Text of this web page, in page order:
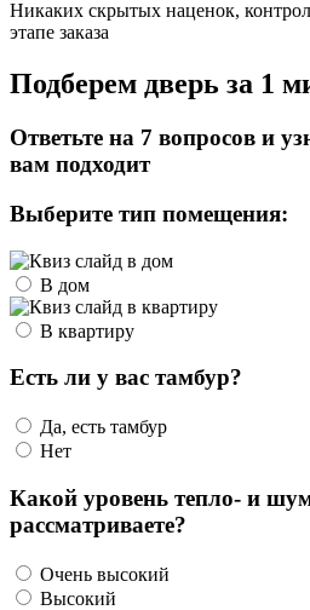
Никаких скрытых наценок,
этапе заказа
Подберем дверь за 1
Ответьте на 7 вопросов и
вам подходит
Выберите тип помещения:
В дом
В квартиру
Есть ли у вас тамбур?
Да, есть тамбур
Нет
Какой уровень тепло- и
рассматриваете?
Очень высокий
Высокий